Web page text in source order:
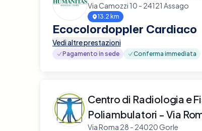
Via Camozzi 10 - 24121 Assago
13.2 km
Ecocolordoppler Cardiaco
Vedi altre prestazioni
Pagamento in sede Conferma immediata
Centro di Radiologia e
Poliambulatori - Via
Via Roma 28 - 24020 Gorle